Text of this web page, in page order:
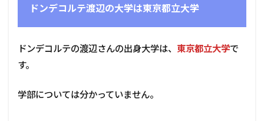
ドンデコルテ渡辺の大学は東京都立大学
ドンデコルテの渡辺さんの出身大学は、 東京都立大学で
す。
学部については分かっていません。